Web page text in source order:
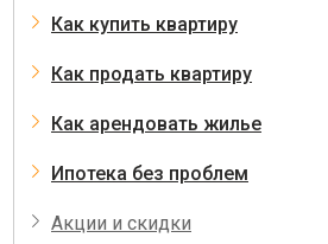
Как купить квартиру
Как продать квартиру
Как арендовать жилье
Ипотека без проблем
Акции и скидки